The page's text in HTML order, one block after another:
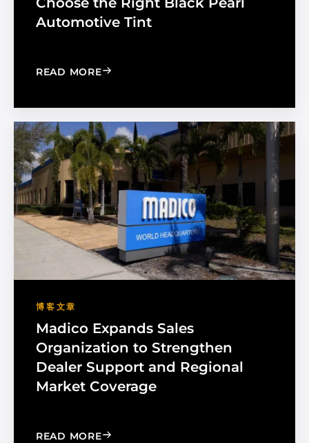
Automotive Tint
READ MORE: CHOOSE THE RIGHT BLACK PEARL
博客文章
Madico Expands Sales
Organization to Strengthen
Dealer Support and Regional
Market Coverage
READ MORE: MADICO EXPANDS SALES